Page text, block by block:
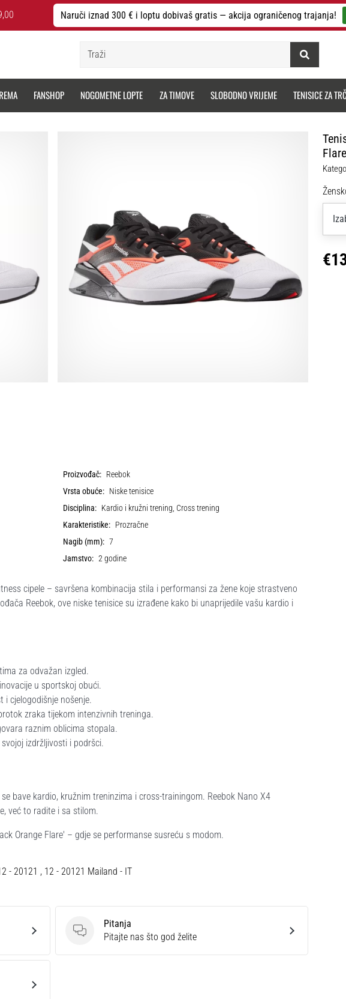
Naruči iznad 300 € i loptu dobivaš gratis — akcija ograničenog trajanja!
FANSHOP NOGOMETNE LOPTE ZA TIMOVE SLOBODNO VRIJEME TENISICE ZA
Proizvođač: Reebok
Vrsta obuće: Niske tenisice
Disciplina: Kardio i kružni trening, Cross trening
Karakteristike: Prozračne
Nagib (mm): 7
Jamstvo: 2 godine
cipele – savršena kombinacija stila i performansi za žene koje strastveno
Reebok, ove niske tenisice su izrađene kako bi unaprijedile vašu kardio i
za odvažan izgled.
u sportskoj obući.
i cjelogodišnje nošenje.
zraka tijekom intenzivnih treninga.
raznim oblicima stopala.
izdržljivosti i podršci.
bave kardio, kružnim treninzima i cross-trainingom. Reebok Nano X4
već to radite i sa stilom.
Orange Flare' – gdje se performanse susreću s modom.
- 20121 , 12 - 20121 Mailand - IT
Pitanja
Pitanja
Pitajte nas što god želite